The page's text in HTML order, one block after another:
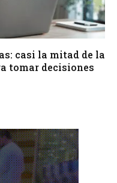
casi la mitad de la
tomar decisiones